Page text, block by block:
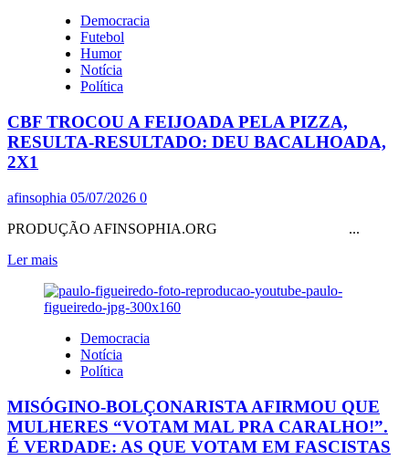
37%.
SUA
MORAL:
RECEBEU
CARTÃO
DE
TRUMP
E
DOS
EUA
QUE
EXPULSO
Democracia
Futebol
Humor
Notícia
Política
CBF TROCOU A FEIJOADA PELA PIZZA,
RESULTA-RESULTADO: DEU BACALHOADA,
2X1
afinsophia 05/07/2026 0
PRODUÇÃO AFINSOPHIA.ORG ...
Ler maisLeia
sobre
CBF
A
FEIJOADA
PELA
RESULTA-
RESULTADO:
DEU
BACALHOADA,
Democracia
Notícia
Política
MISÓGINO-BOLÇONARISTA AFIRMOU QUE
MULHERES “VOTAM MAL PRA CARALHO!”.
É VERDADE: AS QUE VOTAM EM FASCISTAS